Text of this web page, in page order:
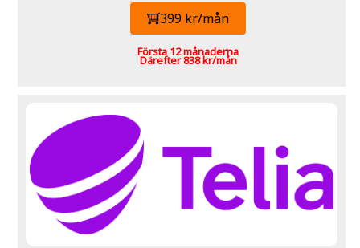
399 kr/mån
Första 12 månaderna
Därefter 838 kr/mån